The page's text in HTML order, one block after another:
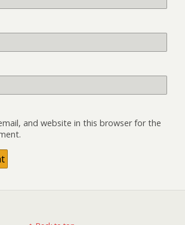
and website in this browser for the